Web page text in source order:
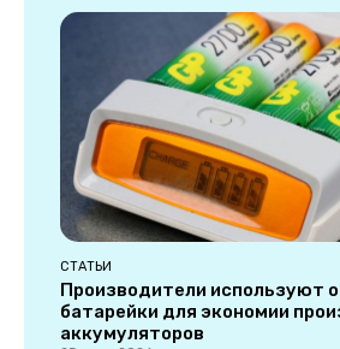
СТАТЬИ
Производители используют
батарейки для экономии
аккумуляторов